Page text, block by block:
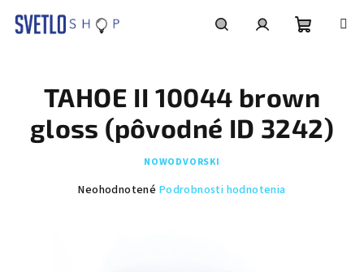
košík
TAHOE II 10044 brown
gloss (pôvodné ID 3242)
NOWODVORSKI
Priemerné
Neohodnotené Podrobnosti hodnotenia